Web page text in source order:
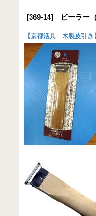
[369-14] ピーラー
【京都活具 木製皮引き 】